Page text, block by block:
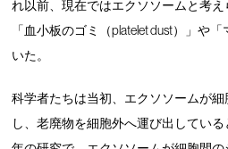
れ以前、現在ではエクソソームと考え
「血小板のゴミ（platelet dust）」や
いた。
科学者たちは当初、エクソソームが
し、老廃物を細胞外へ運び出してい